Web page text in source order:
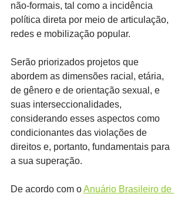
não-formais, tal como a incidência
política direta por meio de articulação,
redes e mobilização popular.
Serão priorizados projetos que
abordem as dimensões racial, etária,
de gênero e de orientação sexual, e
suas interseccionalidades,
considerando esses aspectos como
condicionantes das violações de
direitos e, portanto, fundamentais para
a sua superação.
De acordo com o Anuário Brasileiro de